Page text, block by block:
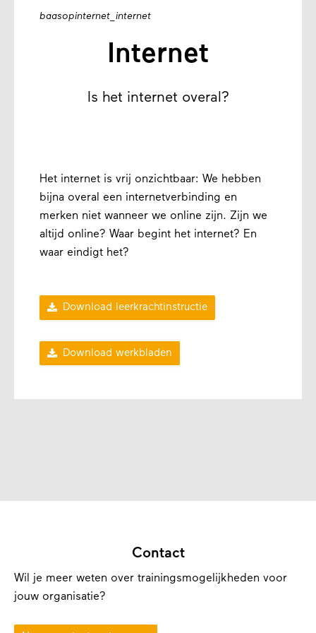
baasopinternet_internet
Internet
Is het internet overal?
Het internet is vrij onzichtbaar: We hebben
bijna overal een internetverbinding en
merken niet wanneer we online zijn. Zijn we
altijd online? Waar begint het internet? En
waar eindigt het?
 Download leerkrachtinstructie
 Download werkbladen
Contact
Wil je meer weten over trainingsmogelijkheden voor
jouw organisatie?